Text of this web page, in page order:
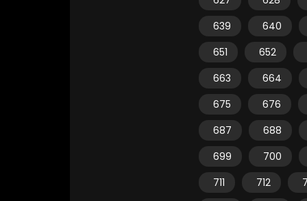
639
640
651
652
663
664
675
676
687
688
699
700
711
712